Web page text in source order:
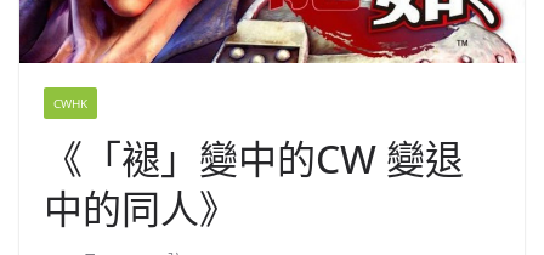
CWHK
《「褪」變中的CW 變退
中的同人》